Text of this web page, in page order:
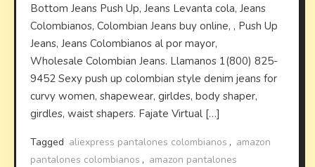
Bottom Jeans Push Up, Jeans Levanta cola, Jeans
Colombianos, Colombian Jeans buy online, , Push Up
Jeans, Jeans Colombianos al por mayor,
Wholesale Colombian Jeans. Llamanos 1(800) 825-
9452 Sexy push up colombian style denim jeans for
curvy women, shapewear, girldes, body shaper,
girdles, waist shapers. Fajate Virtual […]
Tagged aliexpress pantalones colombianos , amazon
pantalones colombianos , amazon pantalones